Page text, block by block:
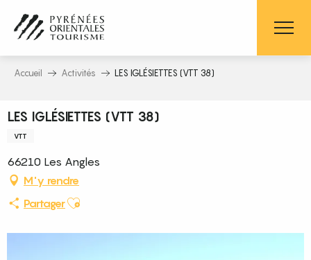
contenu
principal
Accueil Activités LES IGLÉSIETTES (VTT 38)
LES IGLÉSIETTES (VTT 38)
VTT
66210 Les Angles
M'y rendre
PartagerAjouter aux favoris